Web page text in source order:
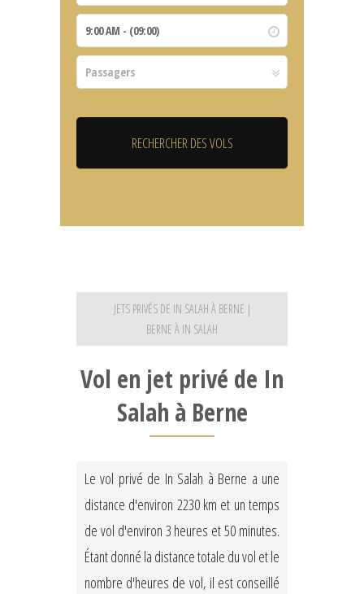
JETS PRIVÉS DE IN SALAH À BERNE |
BERNE À IN SALAH
Vol en jet privé de In
Salah à Berne
Le vol privé de In Salah à Berne a une
distance d'environ 2230 km et un temps
de vol d'environ 3 heures et 50 minutes.
Étant donné la distance totale du vol et le
nombre d'heures de vol, il est conseillé